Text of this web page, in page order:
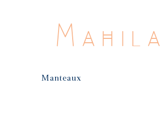
Mahila
Manteaux